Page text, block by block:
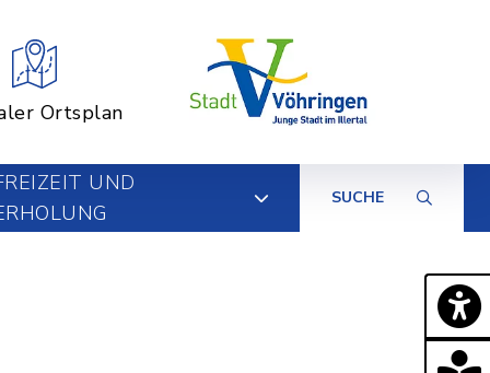
Ortsplan
UND
SUCHE